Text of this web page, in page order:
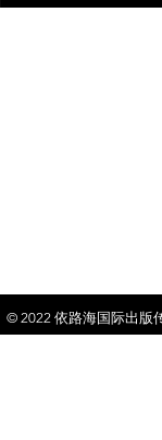
© 2022 依路海国际出版